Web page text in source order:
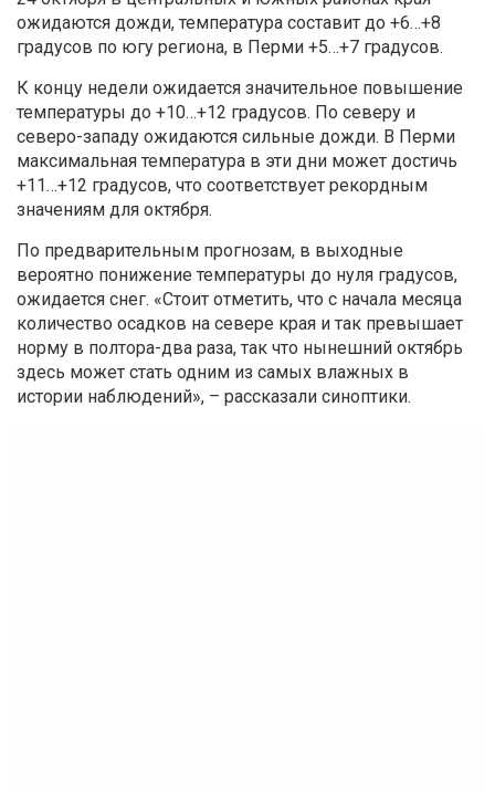
ожидаются дожди, температура составит до +6…+8
градусов по югу региона, в Перми +5…+7 градусов.
К концу недели ожидается значительное повышение
температуры до +10…+12 градусов. По северу и
северо-западу ожидаются сильные дожди. В Перми
максимальная температура в эти дни может достичь
+11…+12 градусов, что соответствует рекордным
значениям для октября.
По предварительным прогнозам, в выходные
вероятно понижение температуры до нуля градусов,
ожидается снег. «Стоит отметить, что с начала месяца
количество осадков на севере края и так превышает
норму в полтора-два раза, так что нынешний октябрь
здесь может стать одним из самых влажных в
истории наблюдений», – рассказали синоптики.